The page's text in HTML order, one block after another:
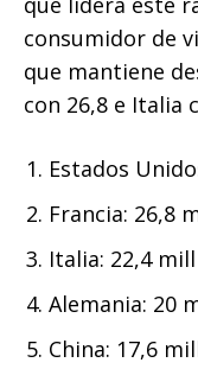
consumidor de
que mantiene
con 26,8 e Italia
Estados
Francia: 26,8
Italia: 22,4
Alemania: 20
China: 17,6